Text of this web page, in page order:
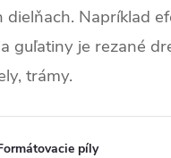
dielňach. Napríklad
guľatiny je rezané
trámy.
píly